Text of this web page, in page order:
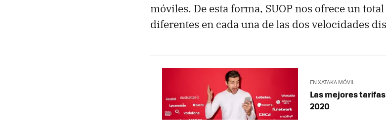
móviles. De esta forma, SUOP nos ofrece un
diferentes en cada una de las dos velocidades
EN XATAKA MÓVIL
Las mejores
2020